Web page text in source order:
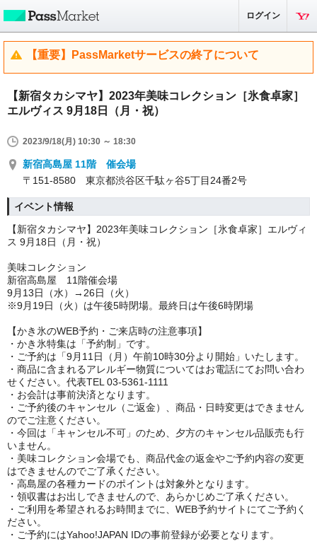
ログイン
【重要】PassMarketサービスの終了について
【新宿タカシマヤ】2023年美味コレクション［氷食卓家］
エルヴィス 9月18日（月・祝）
2023/9/18(月) 10:30 ～ 18:30
新宿高島屋 11階 催会場
〒151-8580 東京都渋谷区千駄ヶ谷5丁目24番2号
イベント情報
【新宿タカシマヤ】2023年美味コレクション［氷食卓家］エルヴィ
ス 9月18日（月・祝）
美味コレクション
新宿高島屋 11階催会場
9月13日（水）→26日（火）
※9月19日（火）は午後5時閉場。最終日は午後6時閉場
【かき氷のWEB予約・ご来店時の注意事項】
・かき氷特集は「予約制」です。
・ご予約は「9月11日（月）午前10時30分より開始」いたします。
・商品に含まれるアレルギー物質についてはお電話にてお問い合わ
せください。代表TEL 03-5361-1111
・お会計は事前決済となります。
・ご予約後のキャンセル（ご返金）、商品・日時変更はできません
のでご注意ください。
・今回は「キャンセル不可」のため、夕方のキャンセル品販売も行
いません。
・美味コレクション会場でも、商品代金の返金やご予約内容の変更
はできませんのでご了承ください。
・高島屋の各種カードのポイントは対象外となります。
・領収書はお出しできませんので、あらかじめご了承ください。
・ご利用を希望されるお時間までに、WEB予約サイトにてご予約く
ださい。
・ご予約にはYahoo!JAPAN IDの事前登録が必要となります。